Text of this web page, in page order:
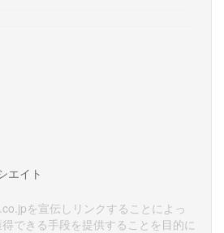
エイト
を宣伝しリンクすることによっ
できる手段を提供することを目的に